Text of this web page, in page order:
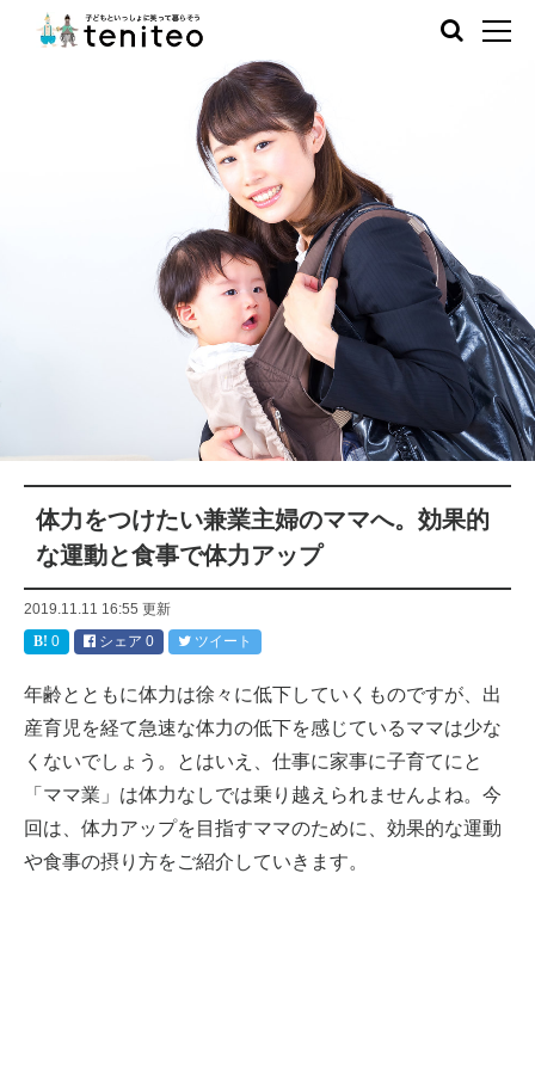
体力をつけたい兼業主婦のママへ。効果的
な運動と食事で体力アップ
2019.11.11 16:55 更新
0
シェア 0 ツイート
年齢とともに体力は徐々に低下していくものですが、出
産育児を経て急速な体力の低下を感じているママは少な
くないでしょう。とはいえ、仕事に家事に子育てにと
「ママ業」は体力なしでは乗り越えられませんよね。今
回は、体力アップを目指すママのために、効果的な運動
や食事の摂り方をご紹介していきます。